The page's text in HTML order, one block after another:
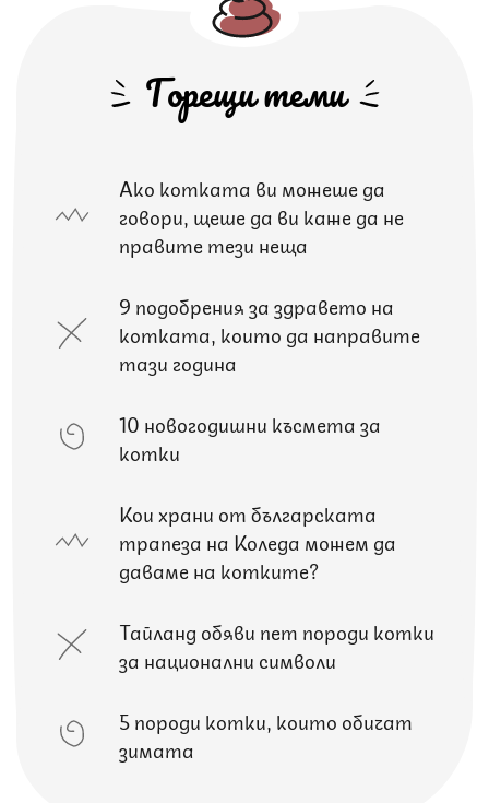
Горещи теми
Ако котката ви можеше да
говори, щеше да ви каже да не
правите тези неща
9 подобрения за здравето на
котката, които да направите
тази година
10 новогодишни късмета за
котки
Кои храни от българската
трапеза на Коледа можем да
даваме на котките?
Тайланд обяви пет породи котки
за национални символи
5 породи котки, които обичат
зимата